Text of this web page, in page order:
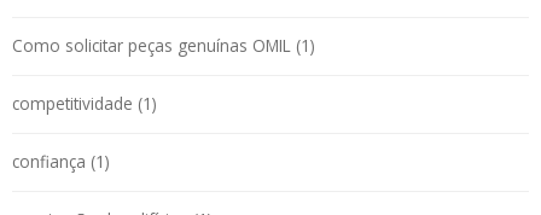
Como solicitar peças genuínas OMIL (1)
competitividade (1)
confiança (1)